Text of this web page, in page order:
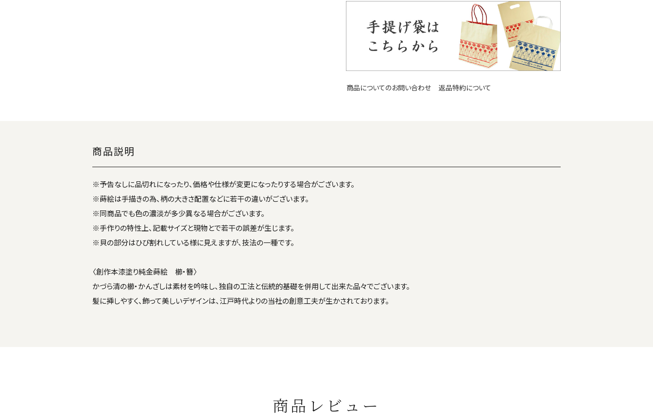
商品についてのお問い合わせ 返品特約について
商品説明
※予告なしに品切れになったり、価格や仕様が変更になったりする場合がございます。
※蒔絵は手描きの為、柄の大きさ配置などに若干の違いがございます。
※同商品でも色の濃淡が多少異なる場合がございます。
※手作りの特性上、記載サイズと現物とで若干の誤差が生じます。
※貝の部分はひび割れしている様に見えますが、技法の一種です。
〈創作本漆塗り純金蒔絵 櫛・簪〉
かづら清の櫛・かんざしは素材を吟味し、独自の工法と伝統的基礎を併用して出来た品々でございます。
髪に挿しやすく、飾って美しいデザインは、江戸時代よりの当社の創意工夫が生かされております。
商品レビュー